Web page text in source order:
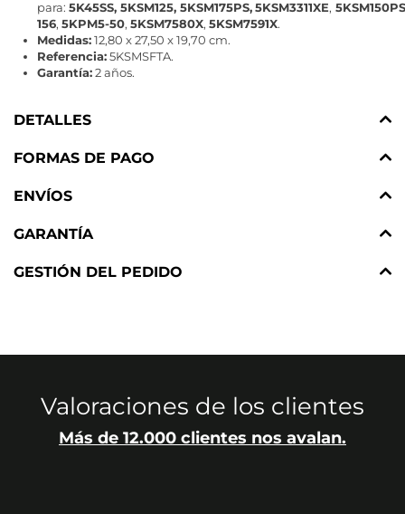
para: 5K45SS, 5KSM125, 5KSM175PS,5KSM3311XE,
156, 5KPM5-50, 5KSM7580X, 5KSM7591X.
Medidas:12,80 x 27,50 x 19,70 cm.
Referencia:5KSMSFTA.
Garantía:2 años.
DETALLES
FORMAS DE PAGO
ENVÍOS
GARANTÍA
GESTIÓN DEL PEDIDO
Valoraciones de los clientes
Más de 12.000 clientes nos avalan.